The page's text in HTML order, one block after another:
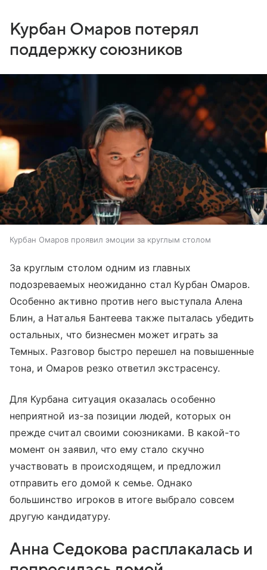
Курбан Омаров потерял
поддержку союзников
Курбан Омаров проявил эмоции за круглым столом
За круглым столом одним из главных
подозреваемых неожиданно стал Курбан Омаров.
Особенно активно против него выступала Алена
Блин, а Наталья Бантеева также пыталась убедить
остальных, что бизнесмен может играть за
Темных. Разговор быстро перешел на повышенные
тона, и Омаров резко ответил экстрасенсу.
Для Курбана ситуация оказалась особенно
неприятной из-за позиции людей, которых он
прежде считал своими союзниками. В какой-то
момент он заявил, что ему стало скучно
участвовать в происходящем, и предложил
отправить его домой к семье. Однако
большинство игроков в итоге выбрало совсем
другую кандидатуру.
Анна Седокова расплакалась и